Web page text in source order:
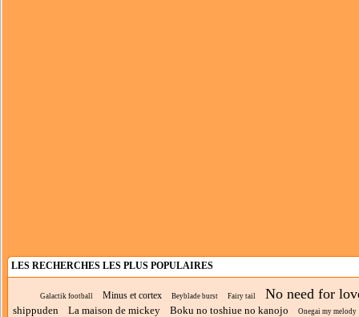
LES RECHERCHES LES PLUS POPULAIRES
Galactik football Minus et cortex Beyblade burst Fairy tail No need for
shippuden La maison de mickey Boku no toshiue no kanojo
Onegai my melody